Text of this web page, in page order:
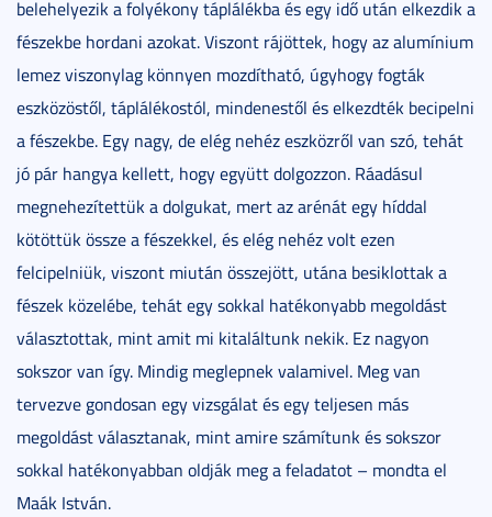
belehelyezik a folyékony táplálékba és egy idő után elkezdik a
fészekbe hordani azokat. Viszont rájöttek, hogy az alumínium
lemez viszonylag könnyen mozdítható, úgyhogy fogták
eszközöstől, táplálékostól, mindenestől és elkezdték becipelni
a fészekbe. Egy nagy, de elég nehéz eszközről van szó, tehát
jó pár hangya kellett, hogy együtt dolgozzon. Ráadásul
megnehezítettük a dolgukat, mert az arénát egy híddal
kötöttük össze a fészekkel, és elég nehéz volt ezen
felcipelniük, viszont miután összejött, utána besiklottak a
fészek közelébe, tehát egy sokkal hatékonyabb megoldást
választottak, mint amit mi kitaláltunk nekik. Ez nagyon
sokszor van így. Mindig meglepnek valamivel. Meg van
tervezve gondosan egy vizsgálat és egy teljesen más
megoldást választanak, mint amire számítunk és sokszor
sokkal hatékonyabban oldják meg a feladatot – mondta el
Maák István.